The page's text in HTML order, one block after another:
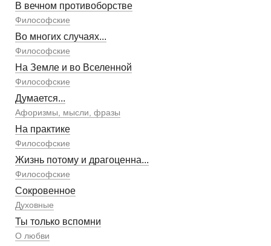
В вечном противоборстве
Философские
Во многих случаях...
Философские
На Земле и во Вселенной
Философские
Думается...
Афоризмы, мысли, фразы
На практике
Философские
Жизнь потому и драгоценна...
Философские
Сокровенное
Духовные
Ты только вспомни
О любви